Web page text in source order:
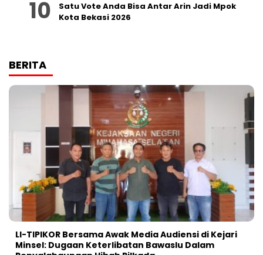
Satu Vote Anda Bisa Antar Arin Jadi Mpok
Kota Bekasi 2026
BERITA
LI-TIPIKOR Bersama Awak Media Audiensi di Kejari
Minsel: Dugaan Keterlibatan Bawaslu Dalam